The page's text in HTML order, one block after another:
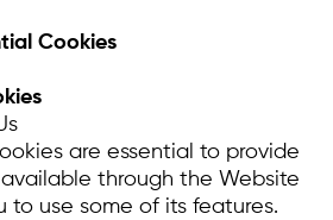
Cookies‍
are essential to provide
through the Website
to use some of its features.